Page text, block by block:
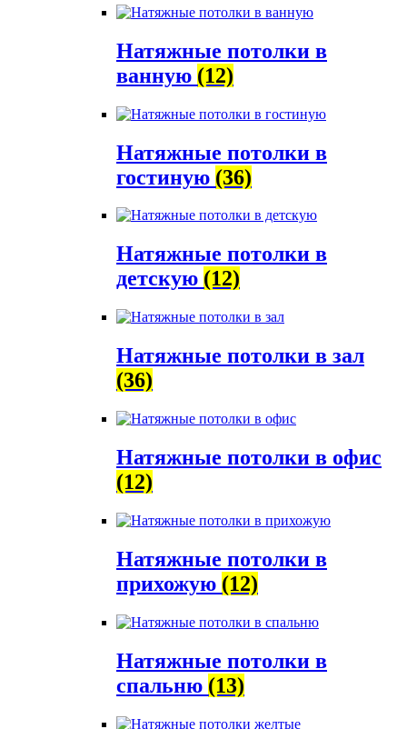
Натяжные потолки в
ванную (12)
Натяжные потолки в
гостиную (36)
Натяжные потолки в
детскую (12)
Натяжные потолки в зал
(36)
Натяжные потолки в офис
(12)
Натяжные потолки в
прихожую (12)
Натяжные потолки в
спальню (13)